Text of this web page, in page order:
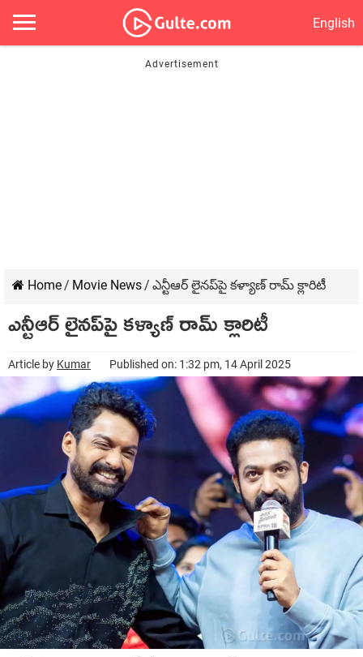
English
Home/ Movie News/ ఎన్టీఆర్ లైనప్‌పై కళ్యాణ్ రామ్ క్లారిటీ
ఎన్టీఆర్ లైనప్‌పై కళ్యాణ్ రామ్ క్లారిటీ
Article by Kumar Published on: 1:32 pm, 14 April 2025